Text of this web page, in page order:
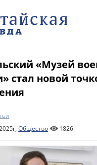
«Музей
стал новой
Общество 1826